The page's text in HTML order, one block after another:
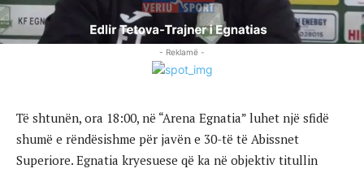
- Reklamë -
Të shtunën, ora 18:00, në “Arena Egnatia” luhet një sfidë
shumë e rëndësishme për javën e 30-të të Abissnet
Superiore. Egnatia kryesuese që ka në objektiv titullin